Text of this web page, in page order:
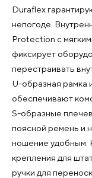
Duraflex
непогоде.
Protection с
фиксирует
перестраивать
U-образная рамка
обеспечивают
S-образные
поясной ремень и
ношение удобным.
крепления для
ручки для